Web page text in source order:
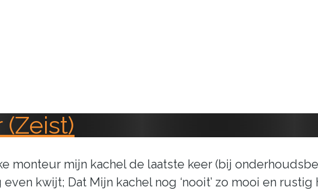
(Zeist)
monteur mijn kachel de laatste keer (bij
even kwijt; Dat Mijn kachel nog ‘nooit’ zo mooi en